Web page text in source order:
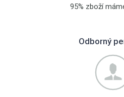
95% zboží
Odborný